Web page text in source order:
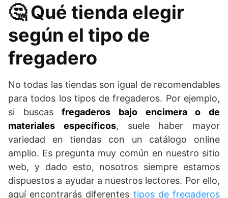
🤔 Qué tienda elegir
según el tipo de
fregadero
No todas las tiendas son igual de recomendables
para todos los tipos de fregaderos. Por ejemplo,
si buscasfregaderos bajo encimera o de
materiales específicos, suele haber mayor
variedad en tiendas con un catálogo online
amplio. Es pregunta muy común en nuestro sitio
web, y dado esto, nosotros siempre estamos
dispuestos a ayudar a nuestros lectores. Por ello,
aquí encontrarás diferentes tipos de fregaderos